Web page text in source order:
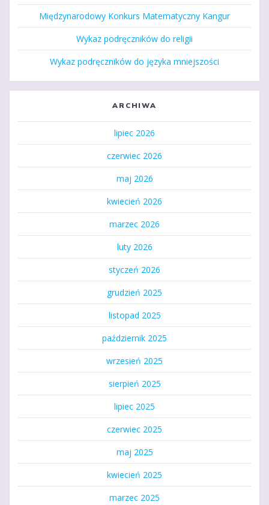
Międzynarodowy Konkurs Matematyczny Kangur
Wykaz podręczników do religii
Wykaz podręczników do języka mniejszości
ARCHIWA
lipiec 2026
czerwiec 2026
maj 2026
kwiecień 2026
marzec 2026
luty 2026
styczeń 2026
grudzień 2025
listopad 2025
październik 2025
wrzesień 2025
sierpień 2025
lipiec 2025
czerwiec 2025
maj 2025
kwiecień 2025
marzec 2025